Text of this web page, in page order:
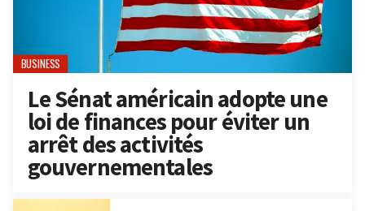
BUSINESS
Le Sénat américain adopte une
loi de finances pour éviter un
arrêt des activités
gouvernementales